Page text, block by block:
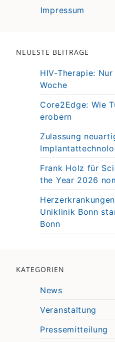
Impressum
NEUESTE BEITRÄGE
HIV-Therapie:
Woche
Core2Edge: Wie
erobern
Zulassung
Frank Holz für
the Year 2026
Uniklinik Bonn
Bonn
KATEGORIEN
News
Veranstaltung
Pressemitteilung